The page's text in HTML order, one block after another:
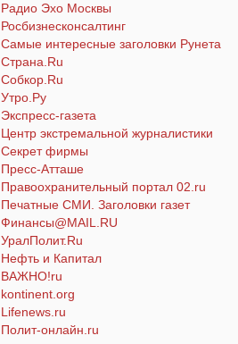
Радио Эхо Москвы
Росбизнесконсалтинг
Самые интересные заголовки Рунета
Страна.Ru
Собкор.Ru
Утро.Ру
Экспресс-газета
Центр экстремальной журналистики
Секрет фирмы
Пресс-Атташе
Правоохранительный портал 02.ru
Печатные СМИ. Заголовки газет
Финансы@MAIL.RU
УралПолит.Ru
Нефть и Капитал
ВАЖНО!ru
kontinent.org
Lifenews.ru
Полит-онлайн.ru